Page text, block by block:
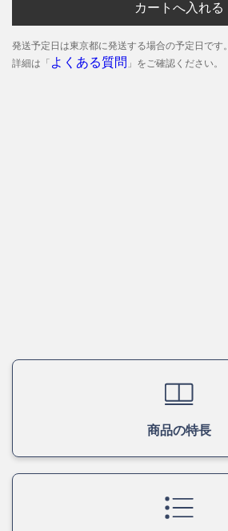
カートへ入れる
発送予定日は東京都に発送する場合の予定日です。
詳細は「 よくある質問 」をご確認ください。
商品の特長